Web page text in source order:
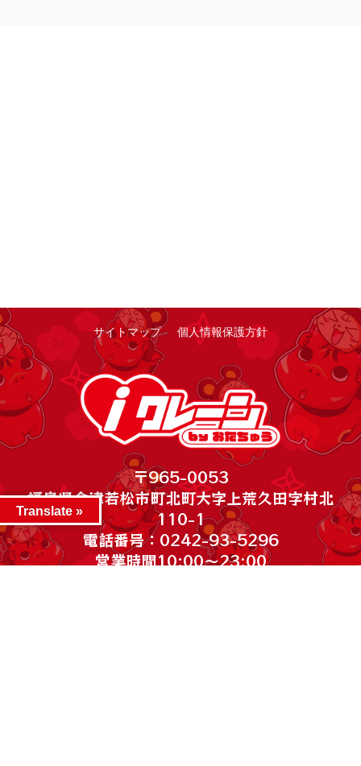
サイトマップ 個人情報保護方針
〒965-0053
福島県会津若松市町北町大字上荒久田字村北
110-1
電話番号：0242-93-5296
営業時間10:00～23:00
Translate »